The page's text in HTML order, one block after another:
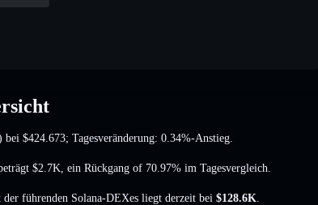
bei $424.673; Tagesveränderung: 0.34%-Anstieg
$2.7K ein Rückgang of 70.97% im Tagesvergleich.
der führenden Solana-DEXes liegt derzeit bei $128.6K